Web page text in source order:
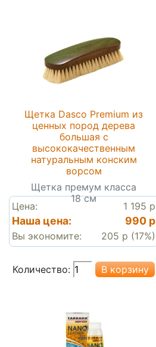
Щетка Dasco Premium из
ценных пород дерева
большая с
высококачественным
натуральным конским
ворсом
Щетка премум класса
18 см
Цена: 1 195 р
Наша цена: 990 р
Вы экономите: 205 р (17%)
Количество: